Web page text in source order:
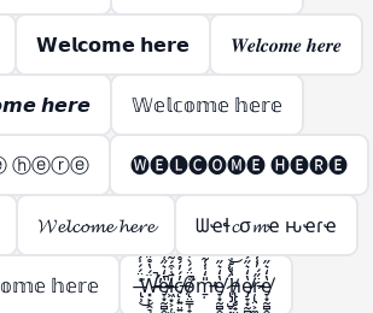
𝗪𝗲𝗹𝗰𝗼𝗺𝗲 𝗵𝗲𝗿𝗲 𝑾𝒆𝒍𝒄𝒐𝒎𝒆 𝒉𝒆𝒓𝒆
𝙝𝙚𝙧𝙚 𝕎𝕖𝕝𝕔𝕠𝕞𝕖 𝕙𝕖𝕣𝕖
ⓗⓔⓡⓔ 🅦🅔🅛🅒🅞🅜🅔 🅗🅔🅡🅔
𝓦𝓮𝓵𝓬𝓸𝓶𝓮 𝓱𝓮𝓻𝓮 ᗯҽɬ𝓬σ𝓶ҽ ԋҽɾҽ
𝕙𝕖𝕣𝕖 ̶̢̹͑̈́́̍́͌͘͜Ẅ̶̵̛͓̙̣̯͉̳̣́̔̊̋̃̔̋̍̿̀͒̕̚͠͝e̸̵̞͙̰̻̭̖̭͓̫͔̩̔̒͛̋͑̅̍͐̚͜l̷̶͖͙͕̦̫̺̣̙̳͚̄̇͒́͂̈́͆̇͑͗̽͘͘c̸̵̨̜͍̤͍͍͖̦͎̓́̓́̊̊̆̈̑̀̊͐́ǫ̸̴̤̳̩̝̭̗͉̣̱̦͒̈́́̀͒̅̽̿̽͘̚m̵̵̱̣̎̒̍̾̃̔̋̍̿̀͒̕͝e̸̞͙̰̻̭̖̭͓̫̔̒͛̋͜ ̷̢̡̺̥͎̝͈̬͈̳̈́̔͑͝h̸̵̢̢̥̟̤̜̺̳̣̔͑̊̇̀̏̈́̍̋̄̃̔̋̍̿̀͒͝ͅe̸̷̡̞͙̰̻̭̖̭͓̫̭̱̬̔̒͛̋͐̏͊͜͠͝ŗ̷̵̢̤͕̼̣̈̋́̓̾̄̿̃̔̋̍̿̀͒͜͜͝e̸̞͙̰̻̭̖̭͓̫̔̒͛̋͜